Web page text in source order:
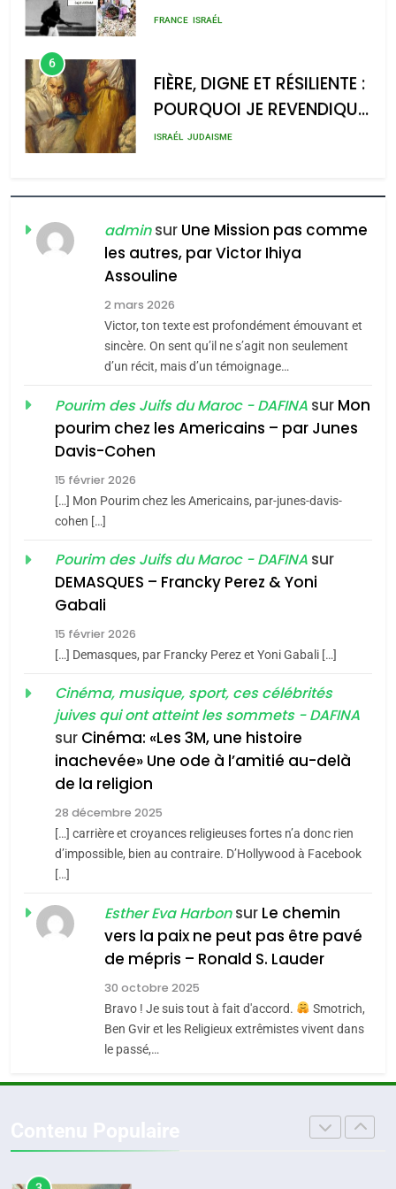
meurtrière selon le rapport
l’antisémitisme
admin 0
rapport d’ADL contre
FRANCE ISRAÉL
6
FIÈRE, DIGNE ET RÉSILIENTE :
POURQUOI JE REVENDIQUE
MA JUDAÏTE par Thérèse
ISRAÉL JUDAISME
CE QUI NOUS MANQUE –
Jacques Hadida
JUDAISME
Maroc : Les amandes de
Tafraout, le miel de Tadla
Azilal consacrés produits
du terroir
DAFINA MAROC
Oeil ravageur – Vanessa
De Loya Stauber
«Tu dis génocide, je dis
guerre»: La nouvelle
Tout sur la Nostalgie
SOUVENIRS
l’alliance pourrait
s’étendre à 13 pays
d’Amérique latine
ISRAÉL JUDAISME
2025, l’année la plus
meurtrière selon le
rapport d’ADL contre
l’antisémitisme
FRANCE ISRAÉL
FIÈRE, DIGNE ET RÉSILIENTE :
POURQUOI JE REVENDIQUE
CE QUI NOUS MANQUE –
adminsur Une Mission pas comme
les autres, par Victor Ihiya
Assouline
2 mars 2026
Victor, ton texte est profondément émouvant et
sincère. On sent qu’il ne s’agit non seulement
d’un récit, mais d’un témoignage…
Pourim des Juifs du Maroc - DAFINA sur Mon
pourim chez les Americains – par Junes
Davis-Cohen
15 février 2026
[…] Mon Pourim chez les Americains, par-junes-davis-
cohen […]
Pourim des Juifs du Maroc - DAFINA sur
DEMASQUES – Francky Perez & Yoni
Gabali
15 février 2026
[…] Demasques, par Francky Perez et Yoni Gabali […]
Cinéma, musique, sport, ces célébrités
juives qui ont atteint les sommets - DAFINA
sur Cinéma: «Les 3M, une histoire
inachevée» Une ode à l’amitié au-delà
de la religion
28 décembre 2025
[…] carrière et croyances religieuses fortes n’a donc rien
d’impossible, bien au contraire. D’Hollywood à Facebook
[…]
Esther Eva Harbonsur Le chemin
vers la paix ne peut pas être pavé
de mépris – Ronald S. Lauder
30 octobre 2025
Bravo ! Je suis tout à fait d'accord.
Smotrich,
Ben Gvir et les Religieux extrêmistes vivent dans
le passé,…
2025, l’année la plus
d’ADL contre
l’antisémitisme
FRANCE ISRAÉL
POURQUOI JE REVENDIQUE
Zrihen-Dvir
CE QUI NOUS MANQUE –
Jacques Hadida
JUDAISME
Maroc : Les amandes de
Azilal consacrés produits
du terroir
DAFINA MAROC
Oeil ravageur – Vanessa De
Loya Stauber
CINEMA ISRAÉL
«Tu dis génocide, je dis
guerre»: La nouvelle
chanson de Boy George
3